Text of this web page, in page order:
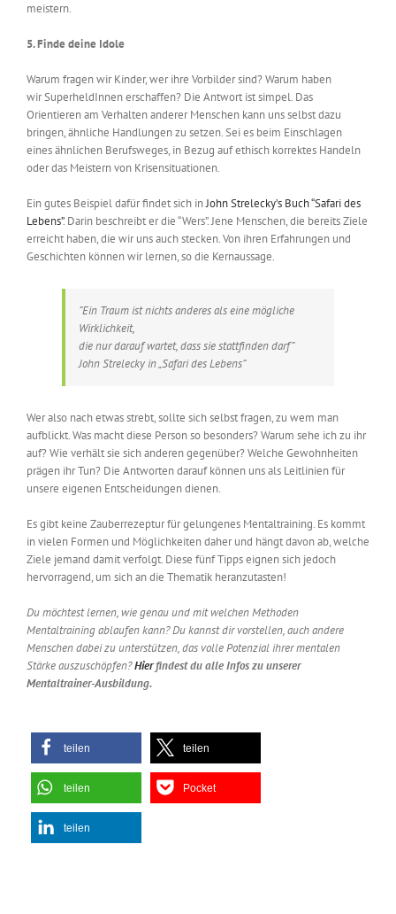
meistern.
5. Finde deine Idole
Warum fragen wir Kinder, wer ihre Vorbilder sind? Warum haben
wirSuperheldInnenerschaffen? Die Antwort ist simpel. Das
Orientieren am Verhalten anderer Menschen kann uns selbst dazu
bringen, ähnliche Handlungen zu setzen. Sei es beim Einschlagen
einesähnlichen Berufsweges, in Bezug aufethisch korrektes Handeln
oder das Meisternvon Krisensituationen.
Ein gutes Beispiel dafür findet sich inJohn Strelecky’s Buch “Safari des
Lebens”. Darin beschreibt er die “Wers”. Jene Menschen, die bereits Ziele
erreicht haben, die wir uns auch stecken. Von ihren Erfahrungen und
Geschichten können wir lernen, so die Kernaussage.
“Ein Traum ist nichts anderes als eine mögliche
Wirklichkeit,
die nur darauf wartet, dass sie stattfinden darf”
John Strelecky in „Safari des Lebens“
Wer also nach etwas strebt, sollte sich selbst fragen, zu wem man
aufblickt. Was macht diese Person so besonders? Warum sehe ich zu ihr
auf? Wie verhält sie sich anderen gegenüber? Welche Gewohnheiten
prägen ihr Tun? Die Antworten darauf können uns als Leitlinienfür
unsere eigenen Entscheidungen dienen.
Es gibt keine Zauberrezeptur für gelungenes Mentaltraining. Es kommt
in vielen Formen und Möglichkeiten daher und hängt davonab, welche
Ziele jemand damit verfolgt. Diese fünf Tipps eignen sich jedoch
hervorragend, um sich an die Thematik heranzutasten!
Dumöchtest lernen, wie genau und mit welchen Methoden
Mentaltraining ablaufen kann? Du kannst dir vorstellen, auch andere
Menschen dabei zu unterstützen, das volle Potenzial ihrer mentalen
Stärke auszuschöpfen?Hierfindest du alle Infos zu unserer
Mentaltrainer-Ausbildung.
teilen teilen
teilen Pocket
teilen